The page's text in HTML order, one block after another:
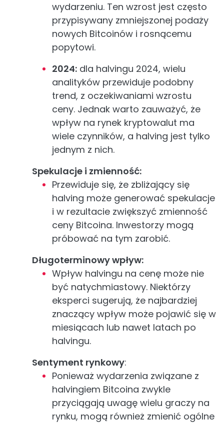
wydarzeniu. Ten wzrost jest często
przypisywany zmniejszonej podaży
nowych Bitcoinów i rosnącemu
popytowi.
2024: dla halvingu 2024, wielu
analityków przewiduje podobny
trend, z oczekiwaniami wzrostu
ceny. Jednak warto zauważyć, że
wpływ na rynek kryptowalut ma
wiele czynników, a halving jest tylko
jednym z nich.
Spekulacje i zmienność:
Przewiduje się, że zbliżający się
halving może generować spekulacje
i w rezultacie zwiększyć zmienność
ceny Bitcoina. Inwestorzy mogą
próbować na tym zarobić.
Długoterminowy wpływ:
Wpływ halvingu na cenę może nie
być natychmiastowy. Niektórzy
eksperci sugerują, że najbardziej
znaczący wpływ może pojawić się w
miesiącach lub nawet latach po
halvingu.
Sentyment rynkowy:
Ponieważ wydarzenia związane z
halvingiem Bitcoina zwykle
przyciągają uwagę wielu graczy na
rynku, mogą również zmienić ogólne